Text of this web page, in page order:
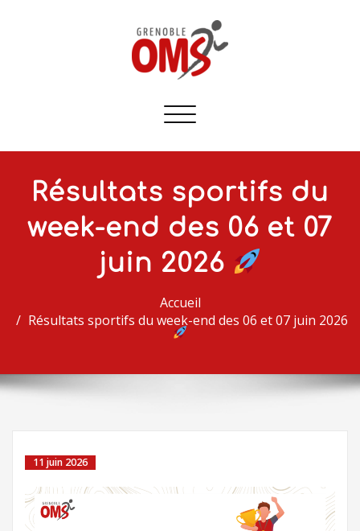
Afficher/masquer
navigation
Résultats sportifs du
week-end des 06 et 07
juin 2026
Accueil
Résultats sportifs du week-end des 06 et 07 juin 2026
11 juin 2026